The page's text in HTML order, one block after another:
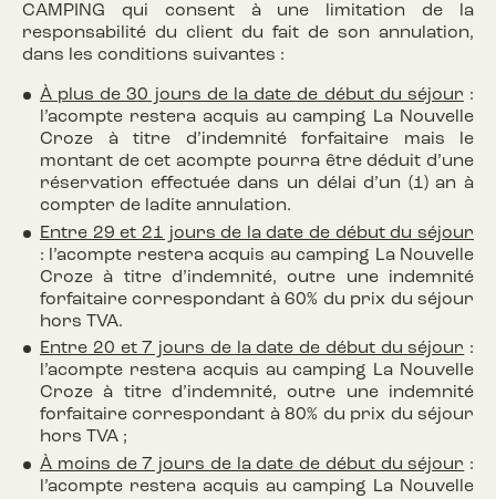
CAMPING qui consent à une limitation de la
responsabilité du client du fait de son annulation,
dans les conditions suivantes :
À plus de 30 jours de la date de début du séjour :
l’acompte restera acquis au camping La Nouvelle
Croze à titre d’indemnité forfaitaire mais le
montant de cet acompte pourra être déduit d’une
réservation effectuée dans un délai d’un (1) an à
compter de ladite annulation.
Entre 29 et 21 jours de la date de début du séjour
: l’acompte restera acquis au camping La Nouvelle
Croze à titre d’indemnité, outre une indemnité
forfaitaire correspondant à 60% du prix du séjour
hors TVA.
Entre 20 et 7 jours de la date de début du séjour :
l’acompte restera acquis au camping La Nouvelle
Croze à titre d’indemnité, outre une indemnité
forfaitaire correspondant à 80% du prix du séjour
hors TVA ;
À moins de 7 jours de la date de début du séjour :
l’acompte restera acquis au camping La Nouvelle